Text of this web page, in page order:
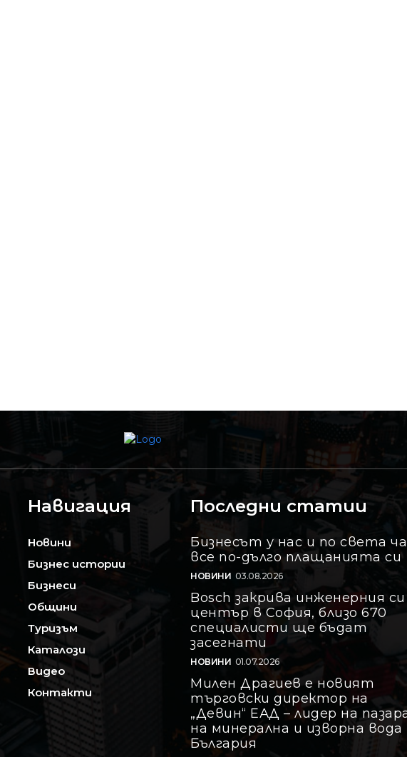
Навигация
Новини
Бизнес истории
Бизнеси
Общини
Туризъм
Каталози
Видео
Контакти
Последни статии
Бизнесът у нас и по света
все по-дълго плащанията си
НОВИНИ 03.08.2026
Bosch закрива инженерния си
център в София, близо 670
специалисти ще бъдат
засегнати
НОВИНИ 01.07.2026
Милен Драгиев е новият
търговски директор на
„Девин“ ЕАД – лидер на
на минерална и изворна вода
България